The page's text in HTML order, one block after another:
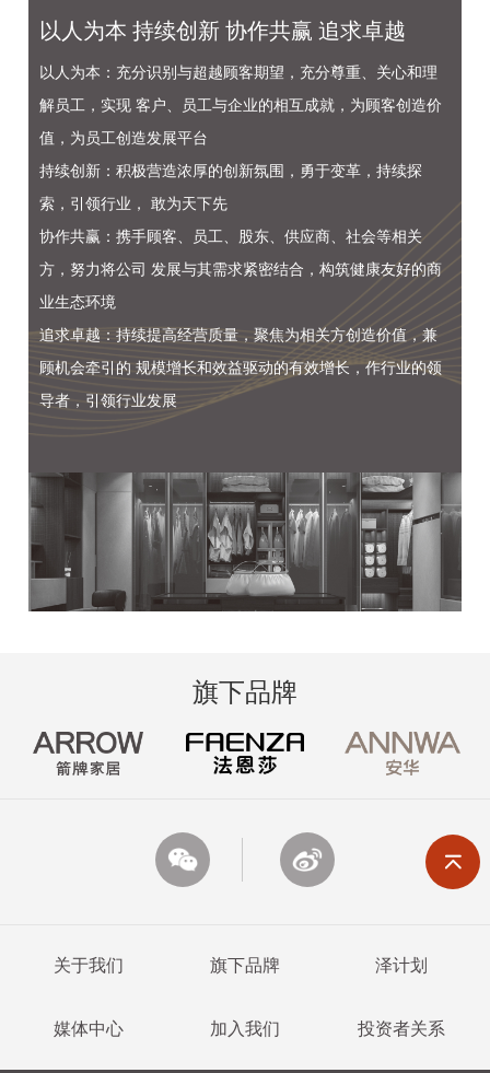
以人为本 持续创新 协作共赢 追求卓越
以人为本：充分识别与超越顾客期望，充分尊重、关心和理
解员工，实现 客户、员工与企业的相互成就，为顾客创造价
值，为员工创造发展平台
持续创新：积极营造浓厚的创新氛围，勇于变革，持续探
索，引领行业， 敢为天下先
协作共赢：携手顾客、员工、股东、供应商、社会等相关
方，努力将公司 发展与其需求紧密结合，构筑健康友好的商
业生态环境
追求卓越：持续提高经营质量，聚焦为相关方创造价值，兼
顾机会牵引的 规模增长和效益驱动的有效增长，作行业的领
导者，引领行业发展
旗下品牌
关于我们 旗下品牌 泽计划
媒体中心 加入我们 投资者关系